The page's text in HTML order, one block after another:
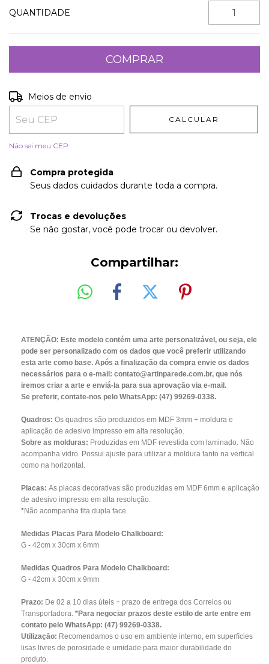
QUANTIDADE
Entregas para o CEP:
Meios de envio
CALCULAR
Não sei meu CEP
Compra protegida
Seus dados cuidados durante toda a compra.
Trocas e devoluções
Se não gostar, você pode trocar ou devolver.
Compartilhar:
ATENÇÃO: Este modelo contém uma arte personalizável, ou seja, ele
pode ser personalizado com os dados que você preferir utilizando
esta arte como base. Após a finalização da compra envie os dados
necessários para o e-mail: contato@artinparede.com.br, que nós
iremos criar a arte e enviá-la para sua aprovação via e-mail.
Se preferir, contate-nos pelo WhatsApp: (47) 99269-0338.
Quadros: Os quadros são produzidos em MDF 3mm + moldura e
aplicação de adesivo impresso em alta resolução.
Sobre as molduras: Produzidas em MDF revestida com laminado. Não
acompanha vidro. Possui ajuste para utilizar a moldura tanto na vertical
como na horizontal.
Placas: As placas decorativas são produzidas em MDF 6mm e aplicação
de adesivo impresso em alta resolução.
*Não acompanha fita dupla face.
Medidas Placas Para Modelo Chalkboard:
G - 42cm x 30cm x 6mm
Medidas Quadros Para Modelo Chalkboard:
G - 42cm x 30cm x 9mm
Prazo: De 02 a 10 dias úteis + prazo de entrega dos Correios ou
Transportadora. *Para negociar prazos deste estilo de arte entre em
contato pelo WhatsApp: (47) 99269-0338.
Utilização: Recomendamos o uso em ambiente interno, em superfícies
lisas livres de porosidade e umidade para maior durabilidade do
produto.